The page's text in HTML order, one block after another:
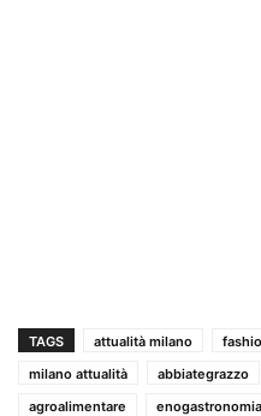
TAGS attualità milano
milano attualità
abbiategrazzo
agroalimentare
enogastronomia